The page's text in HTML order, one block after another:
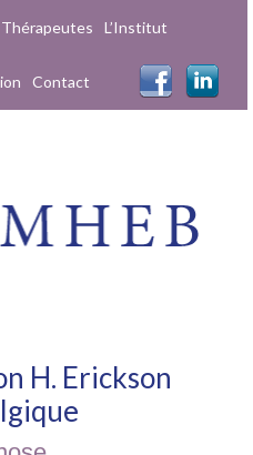
Thérapeutes L’Institut
Contact
H. Erickson